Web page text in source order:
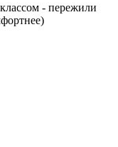
- пережили